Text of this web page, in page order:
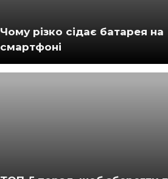
Чому різко сідає батарея на
смартфоні